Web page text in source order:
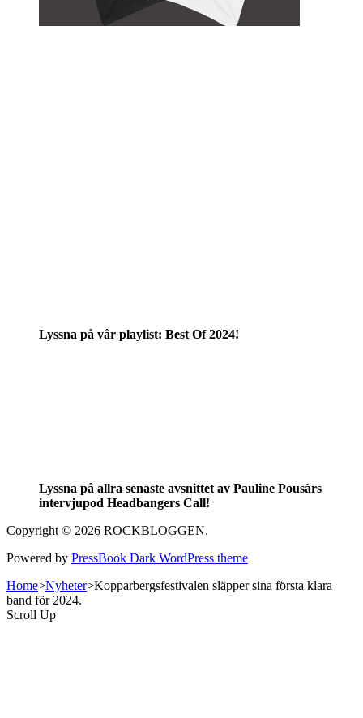
Lyssna på vår playlist: Best Of 2024!
Lyssna på allra senaste avsnittet av Pauline Pousàrs
intervjupod Headbangers Call!
Copyright © 2026 ROCKBLOGGEN.
Powered by PressBook Dark WordPress theme
Home>Nyheter>Kopparbergsfestivalen släpper sina första klara
band för 2024.
Scroll Up